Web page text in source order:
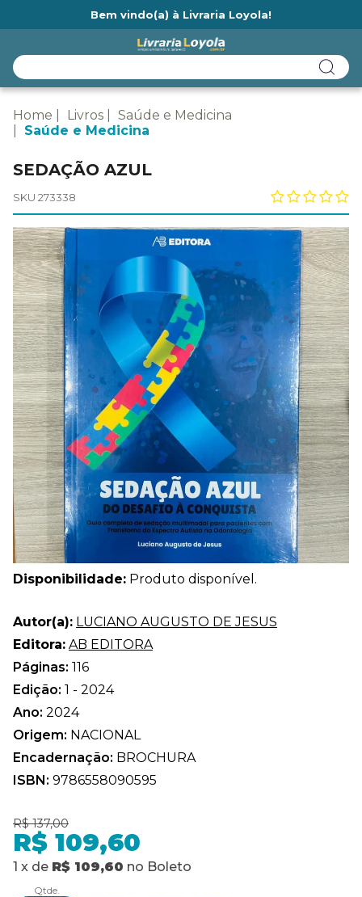
Bem vindo(a) à Livraria Loyola!
Home Livros
Saúde e Medicina
Saúde e Medicina
SEDAÇÃO AZUL
SKU 273338
Disponibilidade: Produto disponível.
Autor(a): LUCIANO AUGUSTO DE JESUS
Editora: AB EDITORA
Páginas: 116
Edição: 1 - 2024
Ano: 2024
Origem: NACIONAL
Encadernação: BROCHURA
ISBN: 9786558090595
R$ 137,00
R$ 109,60
1 x de R$ 109,60 no Boleto
Qtde.